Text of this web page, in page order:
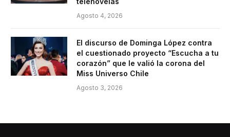
Agosto 4, 2026
El discurso de Dominga López contra
el cuestionado proyecto “Escucha a tu
corazón” que le valió la corona del
Miss Universo Chile
Agosto 3, 2026